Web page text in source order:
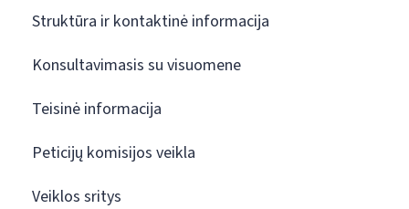
Struktūra ir kontaktinė informacija
Konsultavimasis su visuomene
Teisinė informacija
Peticijų komisijos veikla
Veiklos sritys